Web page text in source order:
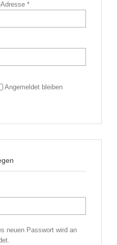
*
Angemeldet bleiben
neuen Passwort wird an